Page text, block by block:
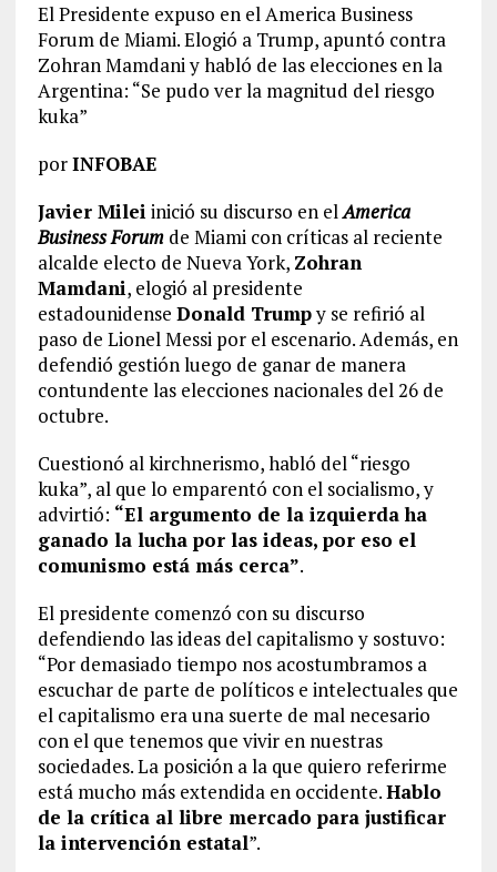
El Presidente expuso en el America Business
Forum de Miami. Elogió a Trump, apuntó contra
Zohran Mamdani y habló de las elecciones en la
Argentina: “Se pudo ver la magnitud del riesgo
kuka”
porINFOBAE
Javier Milei inició su discurso en elAmerica
Business Forumde Miami con críticas al reciente
alcalde electo de Nueva York, Zohran
Mamdani, elogió al presidente
estadounidense Donald Trumpy se refirió al
paso de Lionel Messi por el escenario. Además, en
defendió gestión luego de ganar de manera
contundente las elecciones nacionales del 26 de
octubre.
Cuestionó al kirchnerismo, habló del “riesgo
kuka”, al que lo emparentó con el socialismo, y
advirtió: “El argumento de la izquierda ha
ganado la lucha por las ideas, por eso el
comunismo está más cerca”.
El presidente comenzó con su discurso
defendiendo las ideas del capitalismo y sostuvo:
“Por demasiado tiempo nos acostumbramos a
escuchar de parte de políticos e intelectuales que
el capitalismo era una suerte de mal necesario
con el que tenemos que vivir en nuestras
sociedades. La posición a la que quiero referirme
está mucho más extendida en occidente.Hablo
de la crítica al libre mercado para justificar
la intervención estatal”.